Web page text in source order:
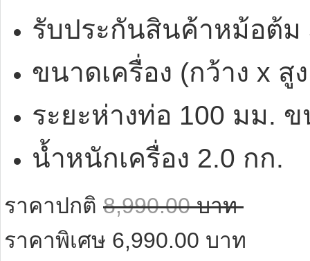
รับประกันสินค้าหม้อต้ม
ขนาดเครื่อง (กว้าง x สู
ระยะห่างท่อ 100 มม. ข
น้ำหนักเครื่อง 2.0 กก.
ราคาปกติ 8,990.00บาท
ราคาพิเศษ 6,990.00 บาท